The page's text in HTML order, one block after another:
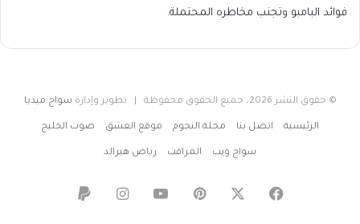
فوائد البامبو وتجنب مخاطره المحتملة.
© حقوق النشر 2026، جميع الحقوق محفوظة | تطوير وإدارة سواح ميديا
الرئيسية اتصل بنا مجلة النجوم موقع العشق صوت الخليج
سواح ويب المراقب رياض هيرالد
فيسبوك بينتيريست‫YouTubeانستقرام
‏Paypal